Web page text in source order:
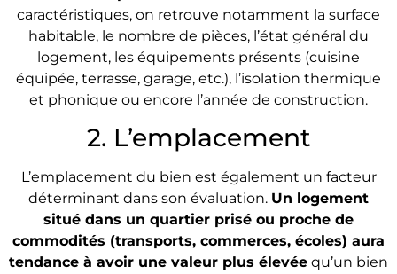
caractéristiques, on retrouve notamment la surface
habitable, le nombre de pièces, l’état général du
logement, les équipements présents (cuisine
équipée, terrasse, garage, etc.), l’isolation thermique
et phonique ou encore l’année de construction.
2. L’emplacement
L’emplacement du bien est également un facteur
déterminant dans son évaluation. Un logement
situé dans un quartier prisé ou proche de
commodités (transports, commerces, écoles) aura
tendance à avoir une valeur plus élevée qu’un bien